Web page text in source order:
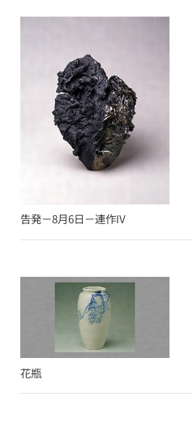
告発－8月6日－連作IV
花瓶